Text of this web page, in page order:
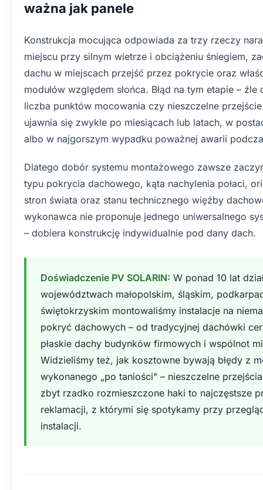
ważna jak panele
Konstrukcja mocująca odpowiada za trzy rzeczy
miejscu przy silnym wietrze i obciążeniu śniegiem,
dachu w miejscach przejść przez pokrycie oraz
modułów względem słońca. Błąd na tym etapie – źle
liczba punktów mocowania czy nieszczelne
ujawnia się zwykle po miesiącach lub latach, w
albo w najgorszym wypadku poważnej awarii
Dlatego dobór systemu montażowego zawsze
typu pokrycia dachowego, kąta nachylenia połaci,
stron świata oraz stanu technicznego więźby
wykonawca nie proponuje jednego uniwersalnego
– dobiera konstrukcję indywidualnie pod dany dach.
Doświadczenie PV SOLARIN: W ponad 10 lat
województwach małopolskim, śląskim,
świętokrzyskim montowaliśmy instalacje na
pokryć dachowych – od tradycyjnej dachówki
płaskie dachy budynków firmowych i wspólnot
Widzieliśmy też, jak kosztowne bywają błędy z
wykonanego „po taniości" – nieszczelne
zbyt rzadko rozmieszczone haki to najczęstsze
reklamacji, z którymi się spotykamy przy
instalacji.